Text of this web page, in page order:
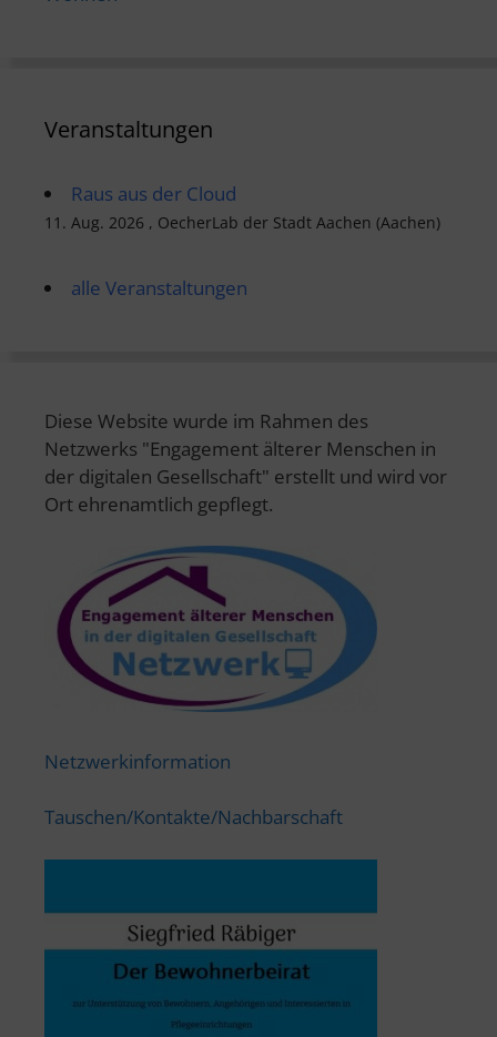
Veranstaltungen
Raus aus der Cloud
11. Aug. 2026 , OecherLab der Stadt Aachen (Aachen)
alle Veranstaltungen
Diese Website wurde im Rahmen des
Netzwerks "Engagement älterer Menschen in
der digitalen Gesellschaft" erstellt und wird vor
Ort ehrenamtlich gepflegt.
Netzwerkinformation
Tauschen/Kontakte/Nachbarschaft